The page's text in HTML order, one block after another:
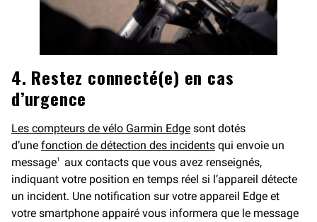
4. Restez connecté(e) en cas
d’urgence
Les compteurs de vélo Garmin Edge sont dotés
d’une fonction de détection des incidents qui envoie un
message1
aux contacts que vous avez renseignés,
indiquant votre position en temps réel si l’appareil détecte
un incident. Une notification sur votre appareil Edge et
votre smartphone appairé vous informera que le message